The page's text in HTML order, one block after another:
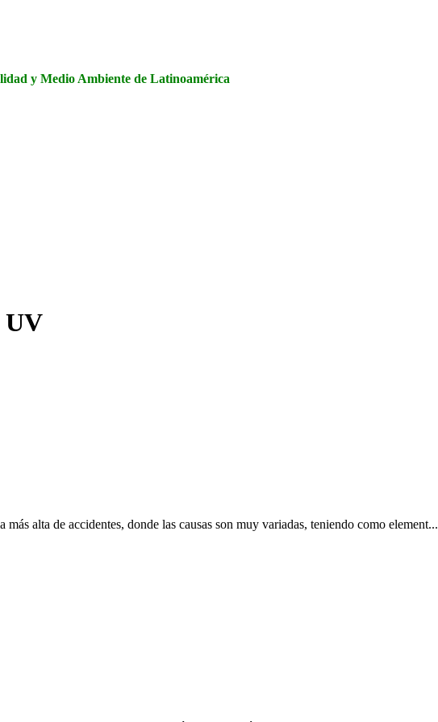
y Medio Ambiente de Latinoamérica
UV
alta de accidentes, donde las causas son muy variadas, teniendo como element...